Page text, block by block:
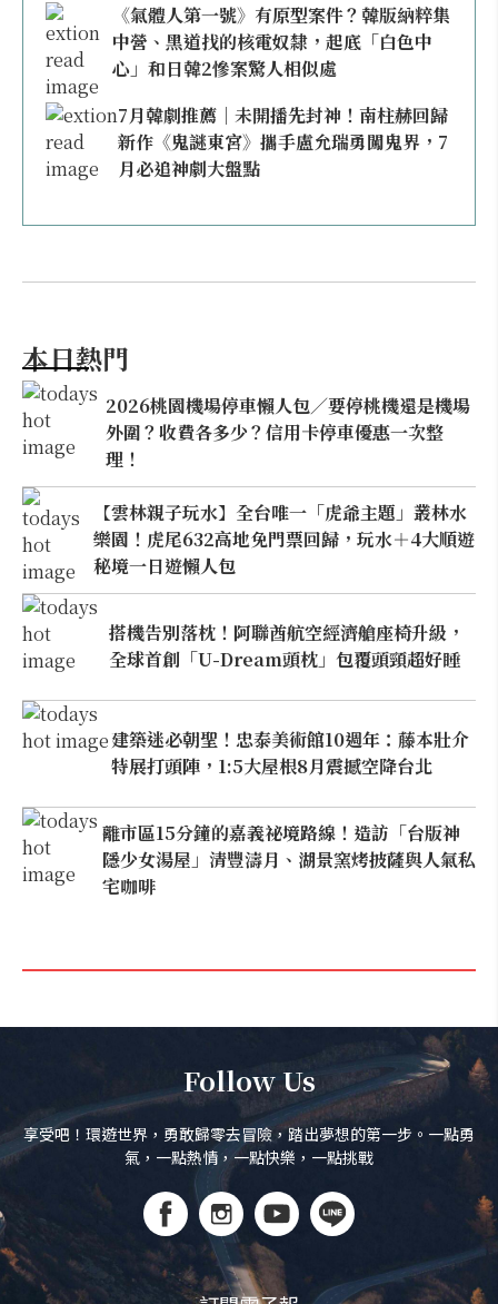
《氣體人第一號》有原型案件？韓版納粹集
中營、黑道找的核電奴隸，起底「白色中
心」和日韓2慘案驚人相似處
7月韓劇推薦｜未開播先封神！南柱赫回歸
新作《鬼謎東宮》攜手盧允瑞勇闖鬼界，7
月必追神劇大盤點
本日熱門
2026桃園機場停車懶人包／要停桃機還是機場
外圍？收費各多少？信用卡停車優惠一次整
理！
【雲林親子玩水】全台唯一「虎爺主題」叢林水
樂園！虎尾632高地免門票回歸，玩水＋4大順遊
秘境一日遊懶人包
搭機告別落枕！阿聯酋航空經濟艙座椅升級，
全球首創「U-Dream頭枕」包覆頭頸超好睡
建築迷必朝聖！忠泰美術館10週年：藤本壯介
特展打頭陣，1:5大屋根8月震撼空降台北
離市區15分鐘的嘉義祕境路線！造訪「台版神
隱少女湯屋」清豐濤月、湖景窯烤披薩與人氣私
宅咖啡
Follow Us
享受吧！環遊世界，勇敢歸零去冒險，踏出夢想的第一步。一點勇
氣，一點熱情，一點快樂，一點挑戰